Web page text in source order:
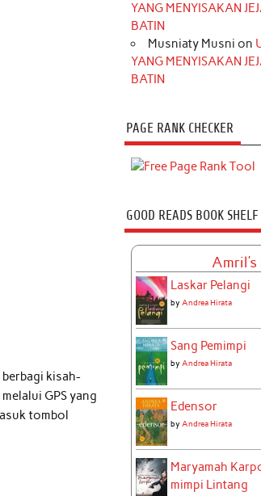
kisah-
GPS yang
tombol
YANG MENYISAKAN
BATIN
Musniaty Musni on
YANG MENYISAKAN
BATIN
PAGE RANK CHECKER
GOOD READS BOOK SHELF
Amril's
Laskar Pelangi
by Andrea Hirata
Sang Pemimpi
by Andrea Hirata
Edensor
by Andrea Hirata
Maryamah
mimpi Lintang